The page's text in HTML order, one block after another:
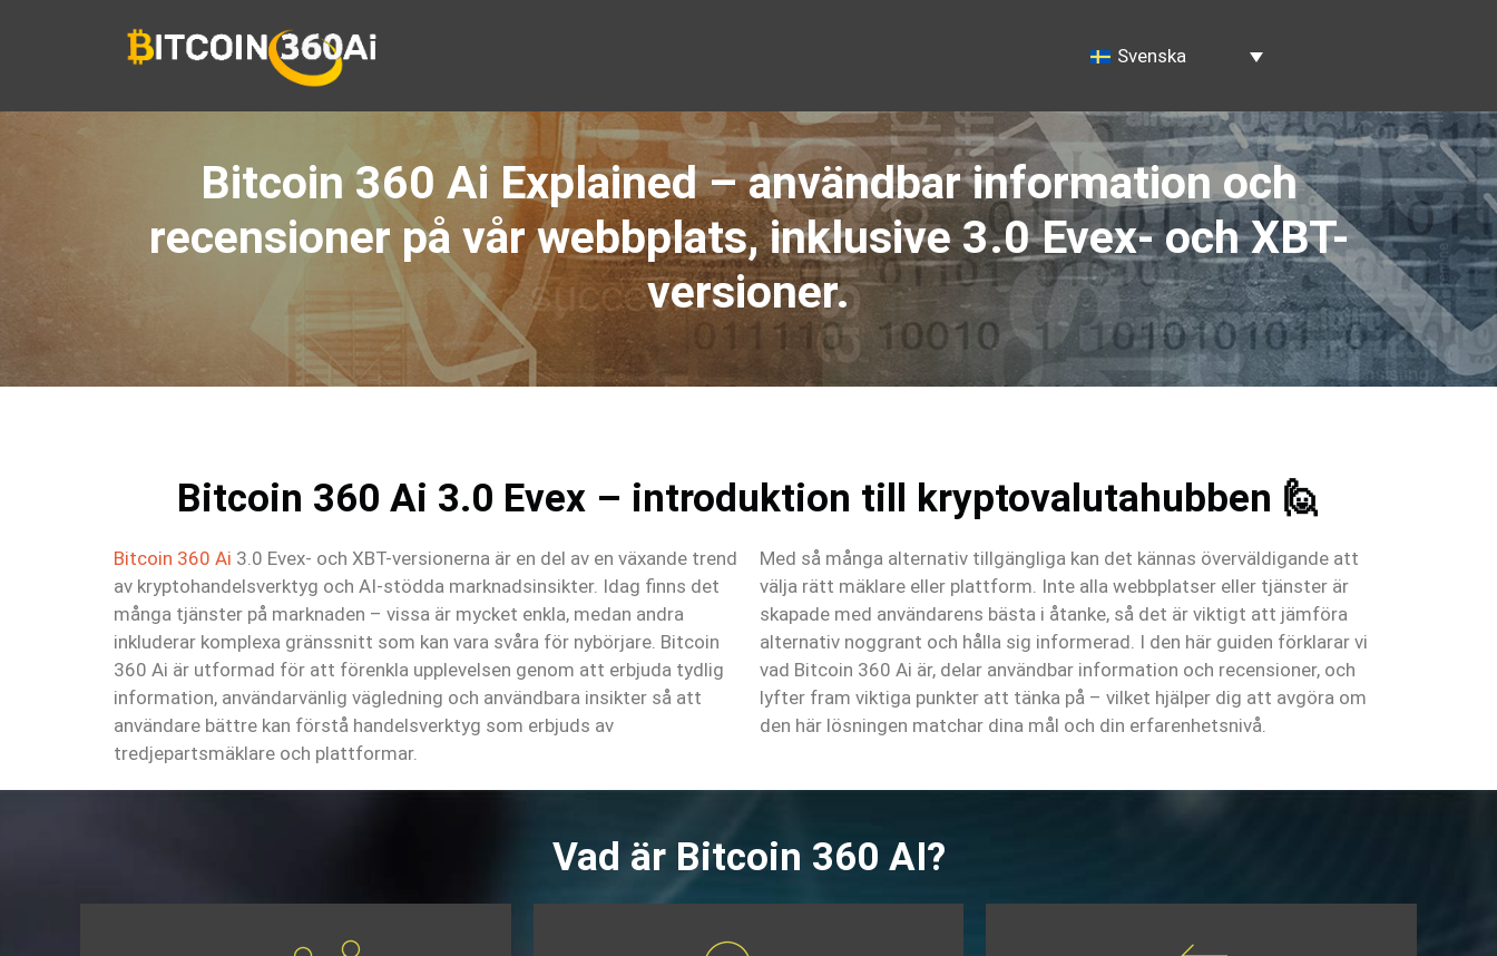
Svenska
Bitcoin 360 Ai Explained – användbar information och
recensioner på vår webbplats, inklusive 3.0 Evex- och XBT-
versioner.
Bitcoin 360 Ai 3.0 Evex – introduktion till kryptovalutahubben 🙋‍
Bitcoin 360 Ai 3.0 Evex- och XBT-versionerna är en del av en växande trend
av kryptohandelsverktyg och AI-stödda marknadsinsikter. Idag finns det
många tjänster på marknaden – vissa är mycket enkla, medan andra
inkluderar komplexa gränssnitt som kan vara svåra för nybörjare. Bitcoin
360 Ai är utformad för att förenkla upplevelsen genom att erbjuda tydlig
information, användarvänlig vägledning och användbara insikter så att
användare bättre kan förstå handelsverktyg som erbjuds av
tredjepartsmäklare och plattformar.
Med så många alternativ tillgängliga kan det kännas överväldigande att
välja rätt mäklare eller plattform. Inte alla webbplatser eller tjänster är
skapade med användarens bästa i åtanke, så det är viktigt att jämföra
alternativ noggrant och hålla sig informerad. I den här guiden förklarar vi
vad Bitcoin 360 Ai är, delar användbar information och recensioner, och
lyfter fram viktiga punkter att tänka på – vilket hjälper dig att avgöra om
den här lösningen matchar dina mål och din erfarenhetsnivå.
Vad är Bitcoin 360 AI?